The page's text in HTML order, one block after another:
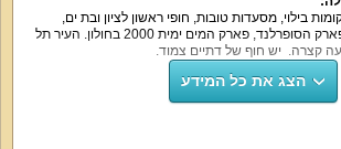
בילוי, מסעדות טובות, חופי ראשון לציון ובת ים,
פארקים, אתרי מורשת, פארק הסופרלנד, פארק המים ימית 2000 בחולון. העיר תל
קצרה. יש חוף של דתיים צמוד.
הצג את כל המידע